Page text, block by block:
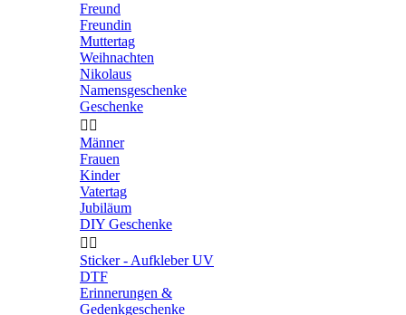
Freund
Freundin
Muttertag
Weihnachten
Nikolaus
Namensgeschenke
Geschenke
 
Männer
Frauen
Kinder
Vatertag
Jubiläum
DIY Geschenke
 
Sticker - Aufkleber UV
DTF
Erinnerungen &
Gedenkgeschenke